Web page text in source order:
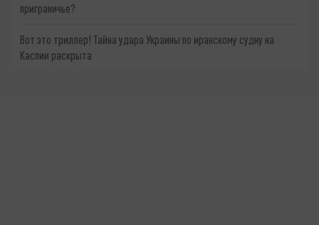
приграничье?
Вот это триллер! Тайна удара Украины по иранскому судну на
Каспии раскрыта